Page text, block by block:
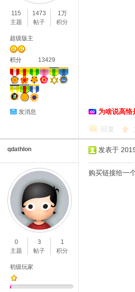
115
主题
1473
帖子
1万
积分
超级版主
积分 13429
发消息 为啥说高恪
回复
qdathlon
0
主题
3
帖子
1
积分
初级玩家
发表于
购买链接给一